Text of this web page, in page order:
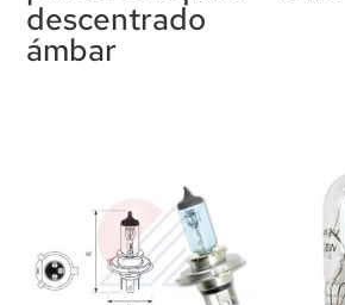
descentrado
ámbar